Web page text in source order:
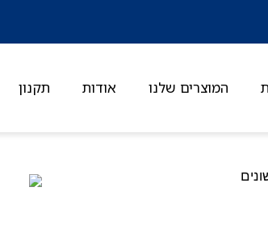
המוצרים שלנו אודות תקנון